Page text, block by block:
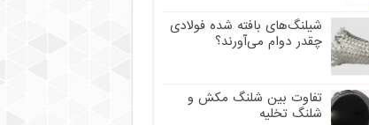
شیلنگ‌های بافته شده فولادی
چقدر دوام می‌آورند؟
تفاوت بین شلنگ مکش و
شلنگ تخلیه